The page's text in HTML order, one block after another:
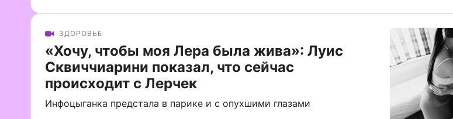
ЗДОРОВЬЕ
«Хочу, чтобы моя Лера была жива»: Луис
Сквиччиарини показал, что сейчас
происходит с Лерчек
Инфоцыганка предстала в парике и с опухшими глазами